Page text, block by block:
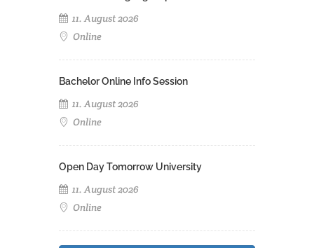
11. August 2026
Online
Bachelor Online Info Session
11. August 2026
Online
Open Day Tomorrow University
11. August 2026
Online